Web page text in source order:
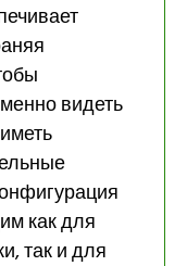
видеть
как для
так и для